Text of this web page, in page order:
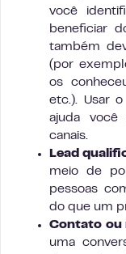
você
beneficiar
também
(por
os
etc.). Usar o
ajuda você
canais.
Lead
meio de
pessoas
do que um
Contato ou
uma